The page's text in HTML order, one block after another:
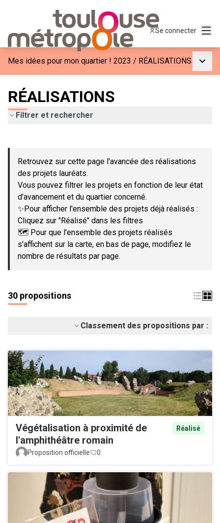
Se connecter
Mes idées pour mon quartier ! 2023 / RÉALISATIONS
RÉALISATIONS
Filtrer et rechercher
−
Retrouvez sur cette page l'avancée des réalisations
des projets lauréats.
Vous pouvez filtrer les projets en fonction de leur état
d'avancement et du quartier concerné.
✨Pour afficher l'ensemble des projets déjà réalisés :
Cliquez sur "Réalisé" dans les filtres
🗺️ Pour que l'ensemble des projets réalisés
s'affichent sur la carte, en bas de page, modifiez le
nombre de résultats par page.
30 propositions
Classement des propositions par :
Végétalisation à proximité de
l'amphithéâtre romain
Réalisé
Proposition officielle 0